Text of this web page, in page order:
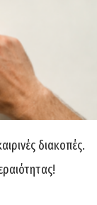
διακοπές.